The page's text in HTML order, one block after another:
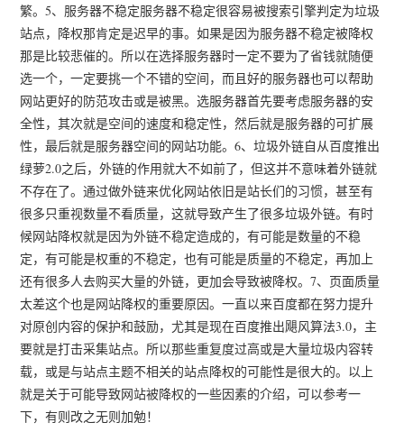
繁。5、服务器不稳定服务器不稳定很容易被搜索引擎判定为垃圾
站点，降权那肯定是迟早的事。如果是因为服务器不稳定被降权
那是比较悲催的。所以在选择服务器时一定不要为了省钱就随便
选一个，一定要挑一个不错的空间，而且好的服务器也可以帮助
网站更好的防范攻击或是被黑。选服务器首先要考虑服务器的安
全性，其次就是空间的速度和稳定性，然后就是服务器的可扩展
性，最后就是服务器空间的网站功能。6、垃圾外链自从百度推出
绿萝2.0之后，外链的作用就大不如前了，但这并不意味着外链就
不存在了。通过做外链来优化网站依旧是站长们的习惯，甚至有
很多只重视数量不看质量，这就导致产生了很多垃圾外链。有时
候网站降权就是因为外链不稳定造成的，有可能是数量的不稳
定，有可能是权重的不稳定，也有可能是质量的不稳定，再加上
还有很多人去购买大量的外链，更加会导致被降权。7、页面质量
太差这个也是网站降权的重要原因。一直以来百度都在努力提升
对原创内容的保护和鼓励，尤其是现在百度推出飓风算法3.0，主
要就是打击采集站点。所以那些重复度过高或是大量垃圾内容转
载，或是与站点主题不相关的站点降权的可能性是很大的。以上
就是关于可能导致网站被降权的一些因素的介绍，可以参考一
下，有则改之无则加勉！